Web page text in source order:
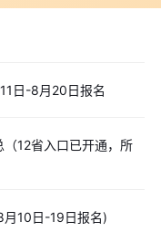
日-8月20日报名
12省入口已开通，所
10日-19日报名)